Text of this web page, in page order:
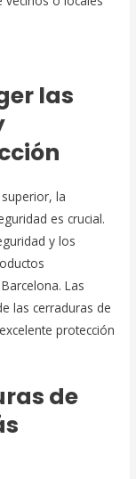
las
la
es crucial.
y los
Las
las cerraduras de
protección
de